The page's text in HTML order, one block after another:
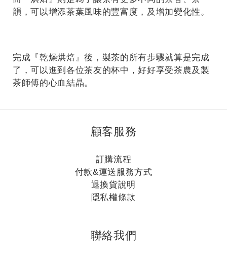
韻，可以增添茶葉風味的豐富度，及增加變化性。
完成『乾燥烘焙』後，製茶的所有步驟就算是完成
了，可以進到各位茶友的杯中，好好享受茶農及製
茶師傅的心血結晶。
顧客服務
訂購流程
付款&運送服務方式
退換貨說明
隱私權條款
聯絡我們